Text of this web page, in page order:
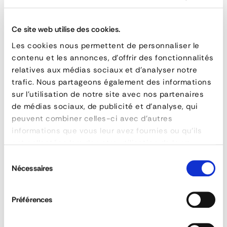
Ce site web utilise des cookies.
Les cookies nous permettent de personnaliser le
contenu et les annonces, d'offrir des fonctionnalités
relatives aux médias sociaux et d'analyser notre
trafic. Nous partageons également des informations
sur l'utilisation de notre site avec nos partenaires
de médias sociaux, de publicité et d'analyse, qui
peuvent combiner celles-ci avec d'autres
informations que vous leur avez fournies ou qu'ils
duNécessaires
Préférences
Pneumatic
and
Rubber
Track
Vehicles
AOS Loading Ramps
QUESTIONS & ANSWERS